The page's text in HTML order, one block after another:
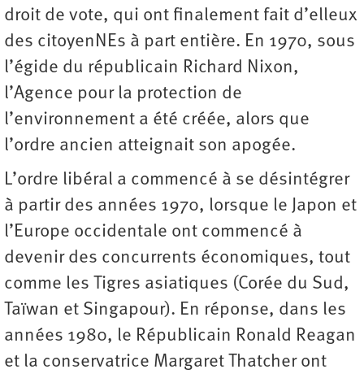
droit de vote, qui ont finalement fait d’elleux
des citoyenNEs à part entière. En 1970, sous
l’égide du républicain Richard Nixon,
l’Agence pour la protection de
l’environnement a été créée, alors que
l’ordre ancien ­atteignait son apogée.
L’ordre libéral a commencé à se désintégrer
à partir des années 1970, lorsque le Japon et
l’Europe occidentale ont commencé à
devenir des concurrents économiques, tout
comme les Tigres asiatiques (Corée du Sud,
Taïwan et Singapour). En réponse, dans les
années 1980, le Républicain Ronald Reagan
et la conservatrice Margaret Thatcher ont